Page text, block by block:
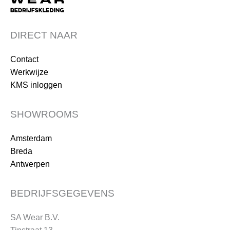
DIRECT NAAR
Contact
Werkwijze
KMS inloggen
SHOWROOMS
Amsterdam
Breda
Antwerpen
BEDRIJFSGEGEVENS
SA Wear B.V.